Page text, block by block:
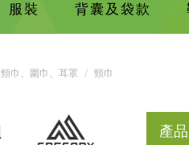
服裝 背囊及袋款
頸巾、圍巾、耳罩 頸巾
產品